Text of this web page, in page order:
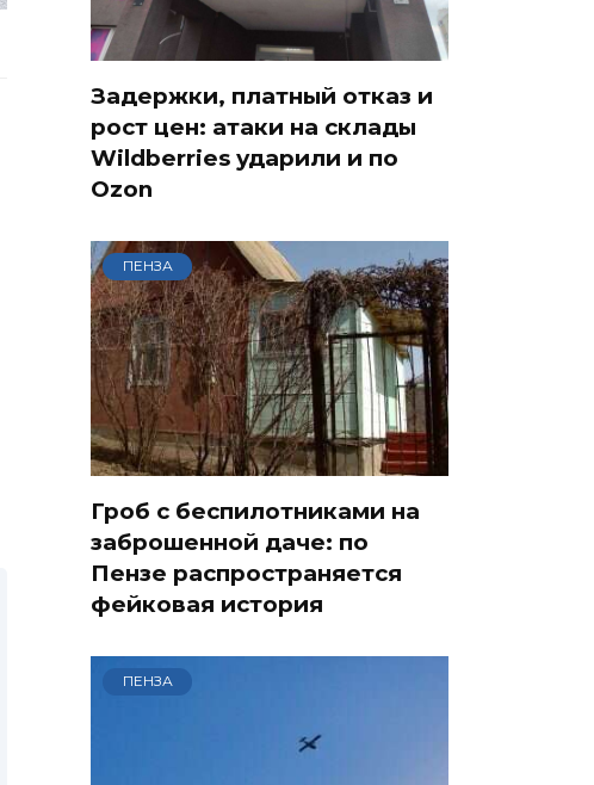
Задержки, платный отказ и
рост цен: атаки на склады
Wildberries ударили и по
Ozon
ПЕНЗА
Гроб с беспилотниками на
заброшенной даче: по
Пензе распространяется
фейковая история
ПЕНЗА